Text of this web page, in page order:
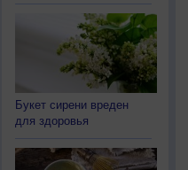
Букет сирени вреден
для здоровья